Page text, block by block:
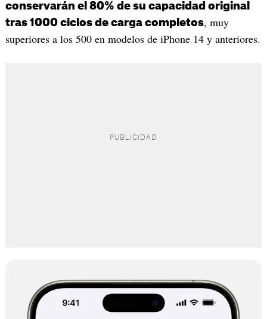
conservarán el 80% de su capacidad original
tras 1000 ciclos de carga completos, muy
superiores a los 500 en modelos de iPhone 14 y anteriores.